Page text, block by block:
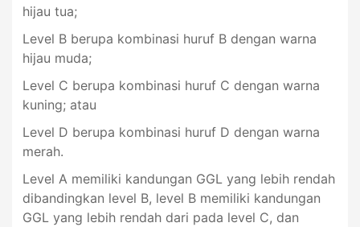
hijau tua;
Level B berupa kombinasi huruf B dengan warna
hijau muda;
Level C berupa kombinasi huruf C dengan warna
kuning; atau
Level D berupa kombinasi huruf D dengan warna
merah.
Level A memiliki kandungan GGL yang lebih rendah
dibandingkan level B, level B memiliki kandungan
GGL yang lebih rendah dari pada level C, dan